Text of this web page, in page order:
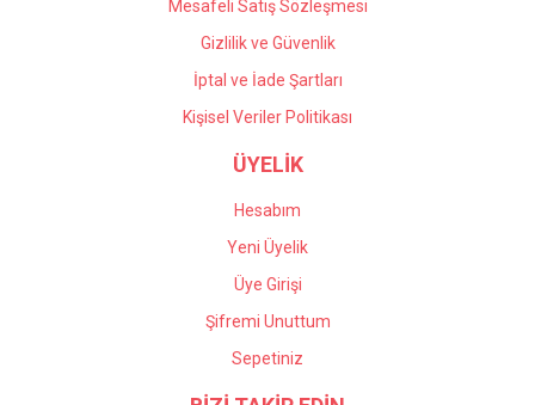
Mesafeli Satış Sözleşmesi
Gizlilik ve Güvenlik
İptal ve İade Şartları
Kişisel Veriler Politikası
ÜYELİK
Hesabım
Yeni Üyelik
Üye Girişi
Şifremi Unuttum
Sepetiniz